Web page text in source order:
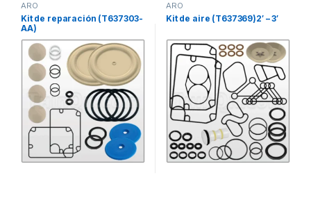
ARO
Kit de reparación (T637303-
AA)
ARO
Kit de aire (T637369)2′ – 3′